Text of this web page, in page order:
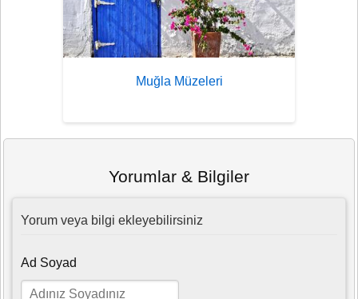
Muğla Müzeleri
Yorumlar & Bilgiler
Yorum veya bilgi ekleyebilirsiniz
Ad Soyad